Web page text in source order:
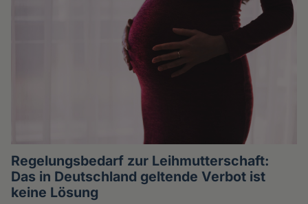
Regelungsbedarf zur Leihmutterschaft:
Das in Deutschland geltende Verbot ist
keine Lösung